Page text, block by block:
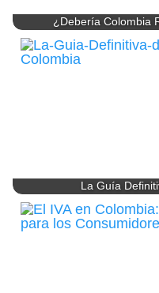
¿Debería Colombia
La Guía